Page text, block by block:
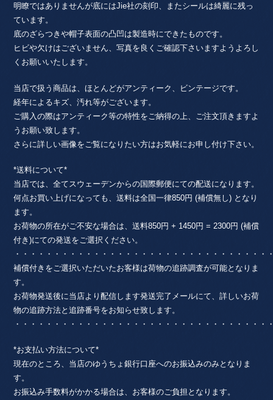
明瞭ではありませんが底にはJie社の刻印、またシールは綺麗に残っ
ています。
底のざらつきや帽子表面の凸凹は製造時にできたものです。
ヒビや欠けはございません、写真を良くご確認下さいますようよろし
くお願いいたします。
当店で扱う商品は、ほとんどがアンティーク、ビンテージです。
経年によるキズ、汚れ等がございます。
ご購入の際はアンティーク等の特性をご納得の上、ご注文頂きますよ
うお願い致します。
さらに詳しい画像をご覧になりたい方はお気軽にお申し付け下さい。
*送料について*
当店では、全てスウェーデンからの国際郵便にての配送になります。
何点お買い上げになっても、送料は全国一律850円 (補償無し) となり
ます。
お荷物の所在がご不安な場合は、送料850円 + 1450円 = 2300円 (補償
付き)にての発送をご選択ください。
・・・・・・・・・・・・・・・・・・・・・・・・・・・・・・・
補償付きをご選択いただいたお客様は荷物の追跡調査が可能となりま
す。
お荷物発送後に当店より配信します発送完了メールにて、詳しいお荷
物の追跡方法と追跡番号をお知らせ致します。
・・・・・・・・・・・・・・・・・・・・・・・・・・・・・・・
*お支払い方法について*
現在のところ、当店のゆうちょ銀行口座へのお振込みのみとなりま
す。
お振込み手数料がかかる場合は、お客様のご負担となります。